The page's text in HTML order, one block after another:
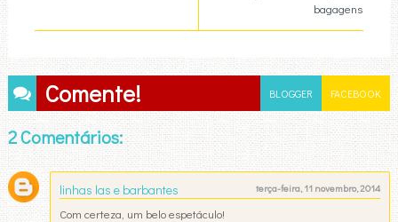
bagagens
Comente! BLOGGER FACEBOOK
2 Comentários:
linhas las e barbantes terça-feira, 11 novembro, 2014
Com certeza, um belo espetáculo!